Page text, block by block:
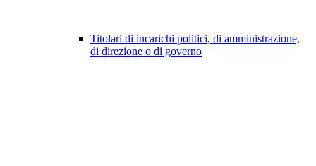
Titolari di incarichi politici, di amministrazione,
di direzione o di governo